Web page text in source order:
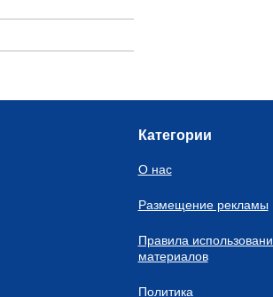
Категории
О нас
Размещение рекламы
Правила
материалов
Политика